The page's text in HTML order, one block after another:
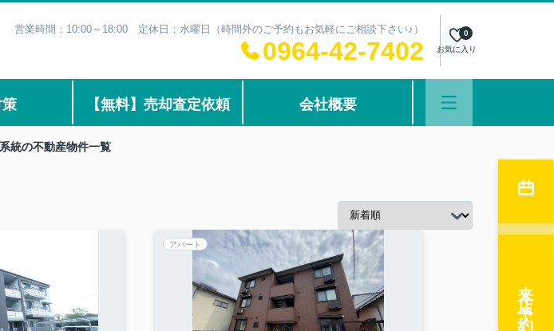
営業時間：10:00～18:00 定休日：水曜日（時間外のご予約もお気軽にご相談下さい♪）
0964-42-7402 お気に入り
0
【無料】売却査定依頼 会社概要
統の不動産物件一覧
アパート
来店予約